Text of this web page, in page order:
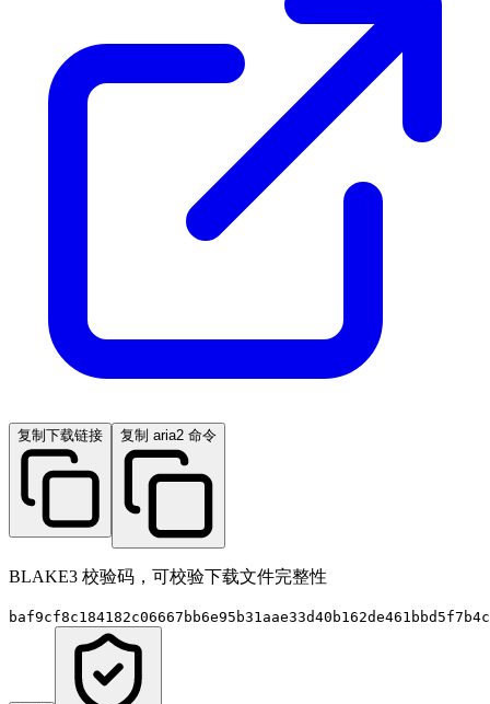
复制下载链接 复制 aria2 命令
BLAKE3 校验码，可校验下载文件完整性